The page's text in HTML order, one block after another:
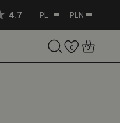
4.7 PL PLN
0 0